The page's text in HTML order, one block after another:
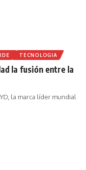
TECNOLOGIA
la fusión entre la
la marca líder mundial